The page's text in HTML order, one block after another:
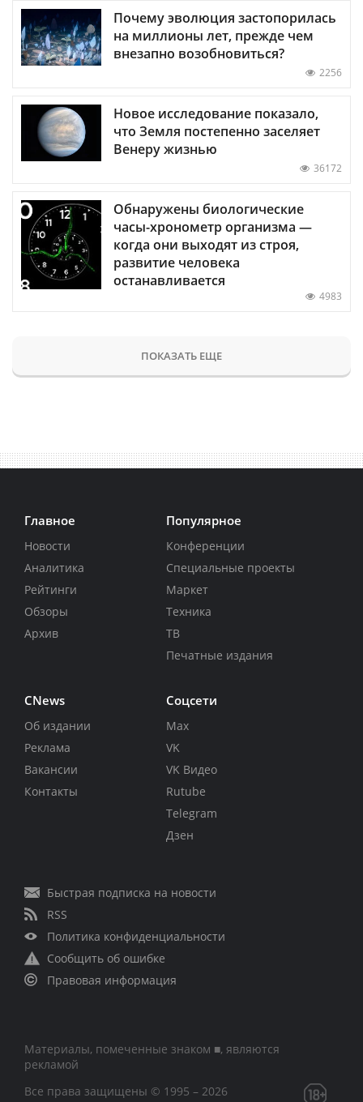
Почему эволюция застопорилась
на миллионы лет, прежде чем
внезапно возобновиться?
2256
Новое исследование показало,
что Земля постепенно заселяет
Венеру жизнью
36172
Обнаружены биологические
часы-хронометр организма —
когда они выходят из строя,
развитие человека
останавливается
4983
ПОКАЗАТЬ ЕЩЕ
Главное
Новости
Аналитика
Рейтинги
Обзоры
Архив
Популярное
Конференции
Специальные проекты
Маркет
Техника
ТВ
Печатные издания
CNews
Об издании
Реклама
Вакансии
Контакты
Соцсети
Max
VK
VK Видео
Rutube
Telegram
Дзен
Быстрая подписка на новости
RSS
Политика конфиденциальности
Сообщить об ошибке
Правовая информация
Материалы, помеченные знаком ■, являются
рекламой
Все права защищены © 1995 – 2026